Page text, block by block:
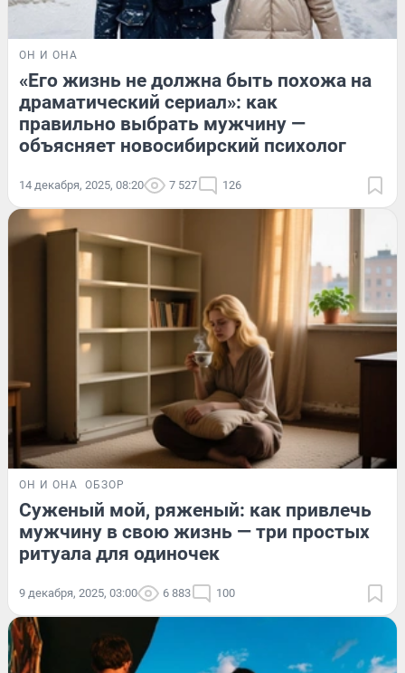
ОН И ОНА
«Его жизнь не должна быть похожа на
драматический сериал»: как
правильно выбрать мужчину —
объясняет новосибирский психолог
14 декабря, 2025, 08:20 7 527 126
ОН И ОНА ОБЗОР
Суженый мой, ряженый: как привлечь
мужчину в свою жизнь — три простых
ритуала для одиночек
9 декабря, 2025, 03:00 6 883 100